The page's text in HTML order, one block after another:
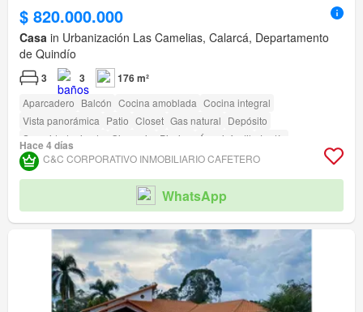
$ 820.000.000
Casa in Urbanización Las Camelias, Calarcá, Departamento
de Quindío
3 3 176 m²
Aparcadero Balcón Cocina amoblada Cocina integral
Vista panorámica Patio Closet Gas natural Depósito
Seguridad privada
Gimnasio Piscina Área infantil
Jardín
Jardín en la azotea Barbecue
Hace 4 días
C&C CORPORATIVO INMOBILIARIO CAFETERO
WhatsApp